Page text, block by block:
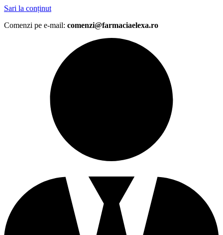
Sari la conținut
Comenzi pe e-mail: comenzi@farmaciaelexa.ro